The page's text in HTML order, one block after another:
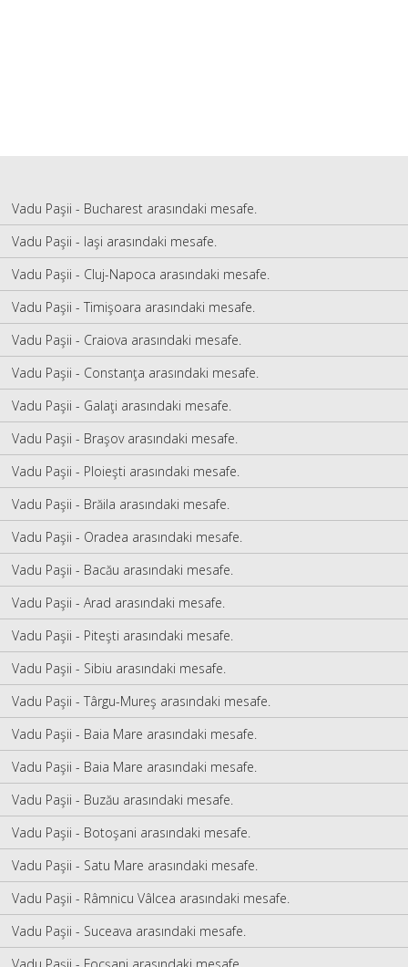
Vadu Paşii - Bucharest arasındaki mesafe.
Vadu Paşii - Iaşi arasındaki mesafe.
Vadu Paşii - Cluj-Napoca arasındaki mesafe.
Vadu Paşii - Timişoara arasındaki mesafe.
Vadu Paşii - Craiova arasındaki mesafe.
Vadu Paşii - Constanţa arasındaki mesafe.
Vadu Paşii - Galaţi arasındaki mesafe.
Vadu Paşii - Braşov arasındaki mesafe.
Vadu Paşii - Ploieşti arasındaki mesafe.
Vadu Paşii - Brăila arasındaki mesafe.
Vadu Paşii - Oradea arasındaki mesafe.
Vadu Paşii - Bacău arasındaki mesafe.
Vadu Paşii - Arad arasındaki mesafe.
Vadu Paşii - Piteşti arasındaki mesafe.
Vadu Paşii - Sibiu arasındaki mesafe.
Vadu Paşii - Târgu-Mureş arasındaki mesafe.
Vadu Paşii - Baia Mare arasındaki mesafe.
Vadu Paşii - Baia Mare arasındaki mesafe.
Vadu Paşii - Buzău arasındaki mesafe.
Vadu Paşii - Botoşani arasındaki mesafe.
Vadu Paşii - Satu Mare arasındaki mesafe.
Vadu Paşii - Râmnicu Vâlcea arasındaki mesafe.
Vadu Paşii - Suceava arasındaki mesafe.